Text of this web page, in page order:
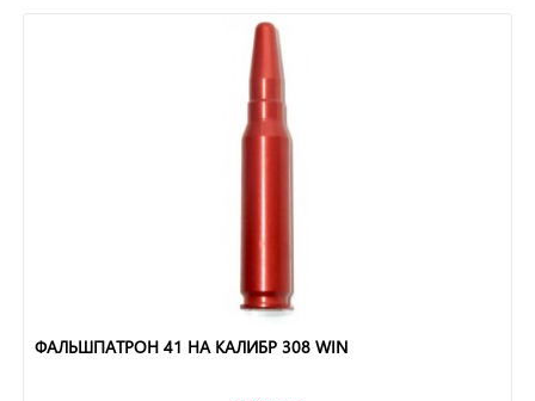
ФАЛЬШПАТРОН 41 НА КАЛИБР 308 WIN